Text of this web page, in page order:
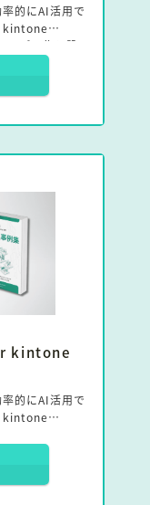
的にAI活用で
kintone
ンプト集と設
よくわからな
「こんなこと
使えるプロン
方も見えてく
を知ることか
kintone
的にAI活用で
kintone
どんな業務で
かをまとめま